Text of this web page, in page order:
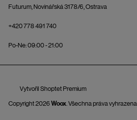
Futurum, Novinářská 3178/6, Ostrava
+420 778 491 740
Po-Ne: 09:00 - 21:00
Vytvořil Shoptet Premium
Copyright 2026 Woox . Všechna práva vyhrazena.